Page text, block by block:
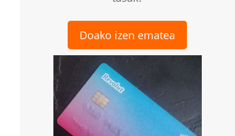
Doako izen ematea